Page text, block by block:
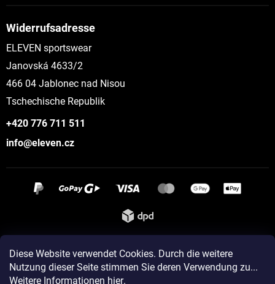
Diese Website verwendet Cookies. Durch die weitere
Nutzung dieser Seite stimmen Sie deren Verwendung zu...
Weitere Informationen hier.
Widerrufsadresse
ELEVEN sportswear
Janovská 4633/2
466 04 Jablonec nad Nisou
Tschechische Republik
+420 776 711 511
info@eleven.cz
Instagram